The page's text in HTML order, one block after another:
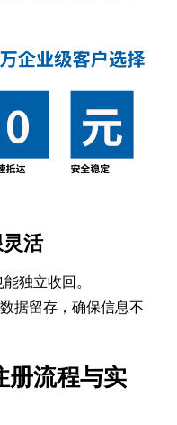
活
独立收回。
据留存，确保信息不
册流程与实